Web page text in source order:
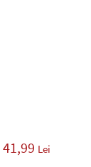
41,99 Lei